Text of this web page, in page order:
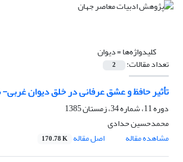
کلیدواژه‌ها =دیوان
تعداد مقالات: 2
تأثیر حافظ و عشق عرفانی در خلق دیوان
دوره 11، شماره 34، زمستان 1385
محمدحسین حدادی
مشاهده مقاله
اصل مقاله 170.78 K